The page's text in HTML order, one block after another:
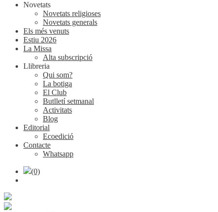
Novetats
Novetats religioses
Novetats generals
Els més venuts
Estiu 2026
La Missa
Alta subscripció
Llibreria
Qui som?
La botiga
El Club
Butlletí setmanal
Activitats
Blog
Editorial
Ecoedició
Contacte
Whatsapp
(0)